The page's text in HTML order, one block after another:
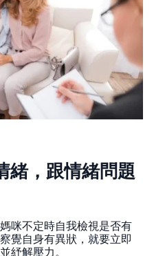
緒，跟情緒問題
咪不定時自我檢視是否有
覺自身有異狀，就要立即
紓解壓力。